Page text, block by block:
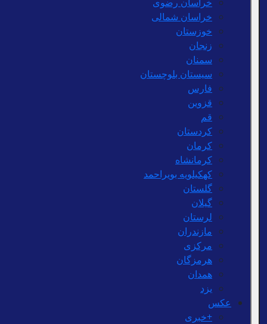
خراسان شمالی
خوزستان
زنجان
سمنان
سیستان بلوچستان
فارس
قزوین
قم
کردستان
کرمان
کرمانشاه
کهکیلویه بویراحمد
گلستان
گیلان
لرستان
مازندران
مرکزی
هرمزگان
همدان
یزد
عکس
+خبری